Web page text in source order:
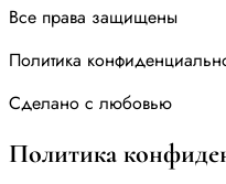
Все права защищены
Политика
Сделано с любовью
Политика